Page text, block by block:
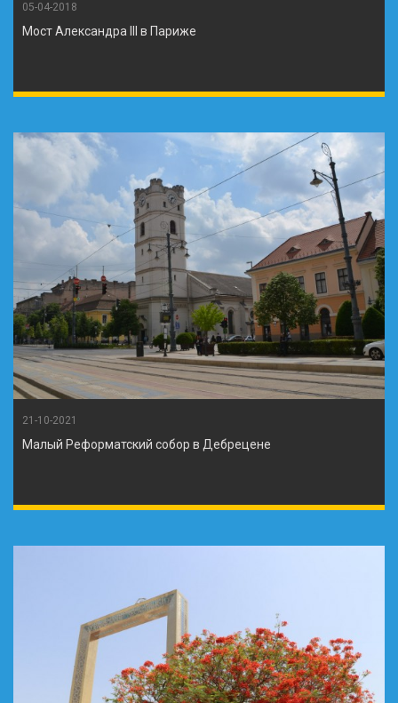
05-04-2018
Мост Александра III в Париже
21-10-2021
Малый Реформатский собор в Дебрецене